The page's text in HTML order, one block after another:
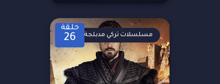
حلقة
26 مسلسلات تركي مدبلجة